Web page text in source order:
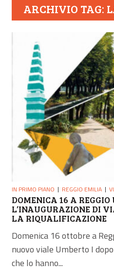
ARCHIVIO TAG:
IN PRIMO PIANO REGGIO EMILIA
DOMENICA 16 A
L’INAUGURAZIONE DI
LA RIQUALIFICAZIONE
Domenica 16 ottobre a
nuovo viale Umberto I
che lo hanno...